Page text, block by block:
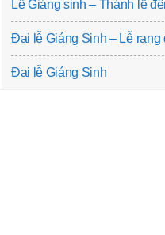
Lễ Giáng sinh – Thánh lễ
Đại lễ Giáng Sinh – Lễ rạng
Đại lễ Giáng Sinh